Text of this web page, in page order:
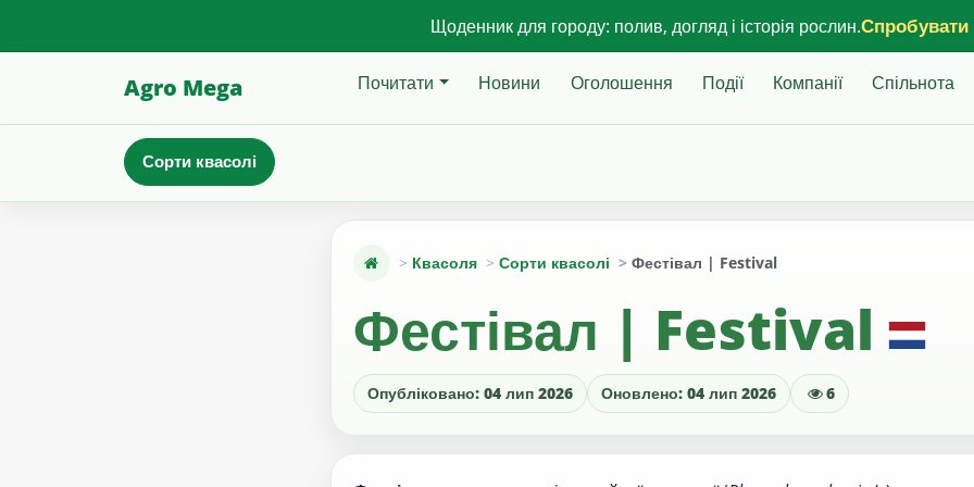
Щоденник для городу: полив, догляд і історія рослин.
Agro Mega Почитати Новини Оголошення Події Компанії Спільнота
Сорти квасолі
Квасоля Сорти квасолі Фестівал | Festival
Фестівал | Festival
Опубліковано: 04 лип 2026 Оновлено: 04 лип 2026 6